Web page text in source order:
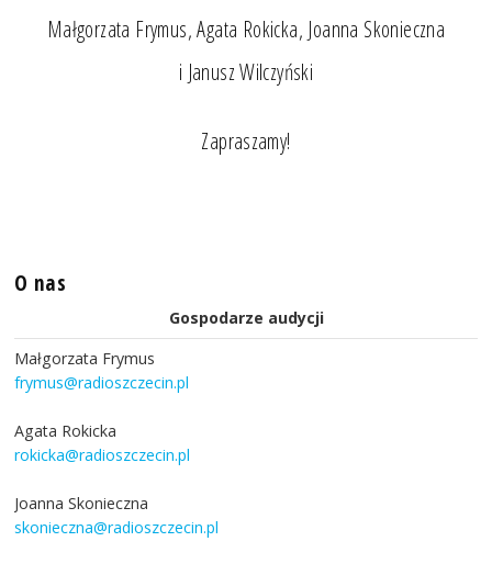
Małgorzata Frymus, Agata Rokicka, Joanna Skonieczna
i Janusz Wilczyński
Zapraszamy!
O nas
Gospodarze audycji
Małgorzata Frymus
frymus@radioszczecin.pl
Agata Rokicka
rokicka@radioszczecin.pl
Joanna Skonieczna
skonieczna@radioszczecin.pl